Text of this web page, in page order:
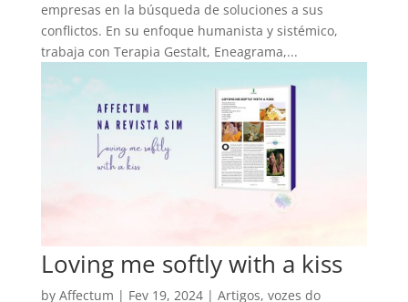
empresas en la búsqueda de soluciones a sus
conflictos. En su enfoque humanista y sistémico,
trabaja con Terapia Gestalt, Eneagrama,...
Loving me softly with a kiss
by Affectum | Fev 19, 2024| Artigos, vozes do